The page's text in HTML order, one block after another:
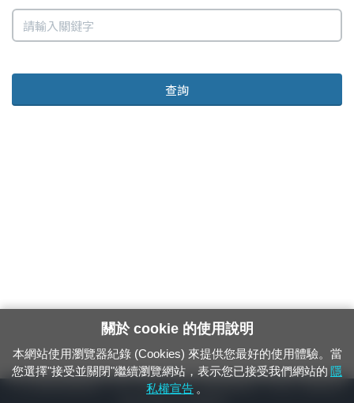
查詢
24小時緊急通報電話：1933（市話、手機，僅限發現軌道、平交道、橋樑及隧
關於 cookie 的使用說明
本網站使用瀏覽器紀錄 (Cookies) 來提供您最好的使用體驗。當
您選擇"接受並關閉"繼續瀏覽網站，表示您已接受我們網站的 隱
私權宣告 。